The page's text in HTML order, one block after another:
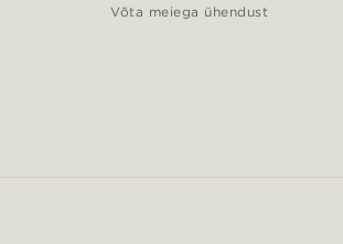
Võta meiega ühendust